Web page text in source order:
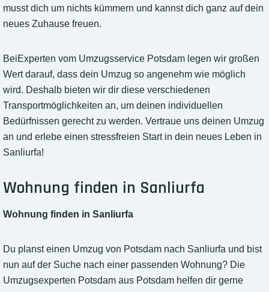
musst dich um nichts kümmern und kannst dich ganz auf dein
neues Zuhause freuen.
BeiExperten vom Umzugsservice Potsdam legen wir großen
Wert darauf, dass dein Umzug so angenehm wie möglich
wird. Deshalb bieten wir dir diese verschiedenen
Transportmöglichkeiten an, um deinen individuellen
Bedürfnissen gerecht zu werden. Vertraue uns deinen Umzug
an und erlebe einen stressfreien Start in dein neues Leben in
Sanliurfa!
Wohnung finden in Sanliurfa
Wohnung finden in Sanliurfa
Du planst einen Umzug von Potsdam nach Sanliurfa und bist
nun auf der Suche nach einer passenden Wohnung? Die
Umzugsexperten Potsdam aus Potsdam helfen dir gerne